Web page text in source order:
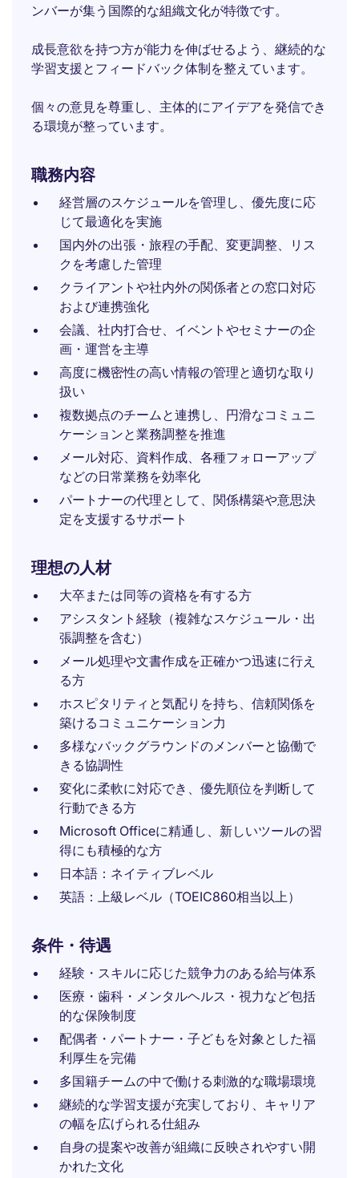
ンバーが集う国際的な組織文化が特徴です。
成長意欲を持つ方が能力を伸ばせるよう、継続的な
学習支援とフィードバック体制を整えています。
個々の意見を尊重し、主体的にアイデアを発信でき
る環境が整っています。
職務内容
経営層のスケジュールを管理し、優先度に応
じて最適化を実施
国内外の出張・旅程の手配、変更調整、リス
クを考慮した管理
クライアントや社内外の関係者との窓口対応
および連携強化
会議、社内打合せ、イベントやセミナーの企
画・運営を主導
高度に機密性の高い情報の管理と適切な取り
扱い
複数拠点のチームと連携し、円滑なコミュニ
ケーションと業務調整を推進
メール対応、資料作成、各種フォローアップ
などの日常業務を効率化
パートナーの代理として、関係構築や意思決
定を支援するサポート
理想の人材
大卒または同等の資格を有する方
アシスタント経験（複雑なスケジュール・出
張調整を含む）
メール処理や文書作成を正確かつ迅速に行え
る方
ホスピタリティと気配りを持ち、信頼関係を
築けるコミュニケーション力
多様なバックグラウンドのメンバーと協働で
きる協調性
変化に柔軟に対応でき、優先順位を判断して
行動できる方
Microsoft Officeに精通し、新しいツールの習
得にも積極的な方
日本語：ネイティブレベル
英語：上級レベル（TOEIC860相当以上）
条件・待遇
経験・スキルに応じた競争力のある給与体系
医療・歯科・メンタルヘルス・視力など包括
的な保険制度
配偶者・パートナー・子どもを対象とした福
利厚生を完備
多国籍チームの中で働ける刺激的な職場環境
継続的な学習支援が充実しており、キャリア
の幅を広げられる仕組み
自身の提案や改善が組織に反映されやすい開
かれた文化